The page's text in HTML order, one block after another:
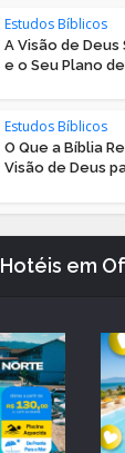
Estudos Bíblicos
A Visão de
e o Seu Plano
Estudos Bíblicos
O Que a Bíblia
Visão de Deus
Hotéis em